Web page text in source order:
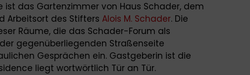
ist das Gartenzimmer von Haus Schader, dem
Arbeitsort des Stifters Alois M. Schader. Die
Räume, die das Schader-Forum als
gegenüberliegenden Straßenseite
Gesprächen ein. Gastgeberin ist die
liegt wortwörtlich Tür an Tür.